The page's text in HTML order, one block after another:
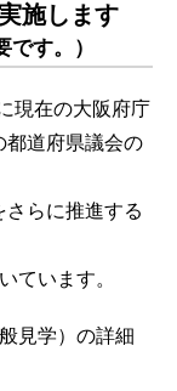
施します
す。）
現在の大阪府庁
都道府県議会の
らに推進する
ています。
見学）の詳細